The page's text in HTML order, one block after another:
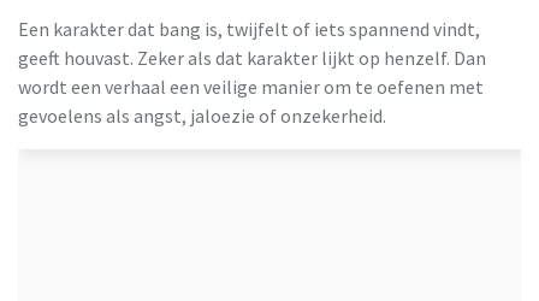
Een karakter dat bang is, twijfelt of iets spannend vindt,
geeft houvast. Zeker als dat karakter lijkt op henzelf. Dan
wordt een verhaal een veilige manier om te oefenen met
gevoelens als angst, jaloezie of onzekerheid.